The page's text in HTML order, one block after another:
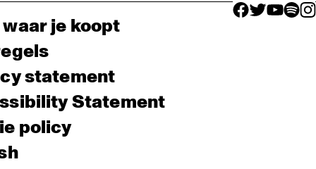
facebook icon
facebook
facebook
je koopt
statement
Statement
policy